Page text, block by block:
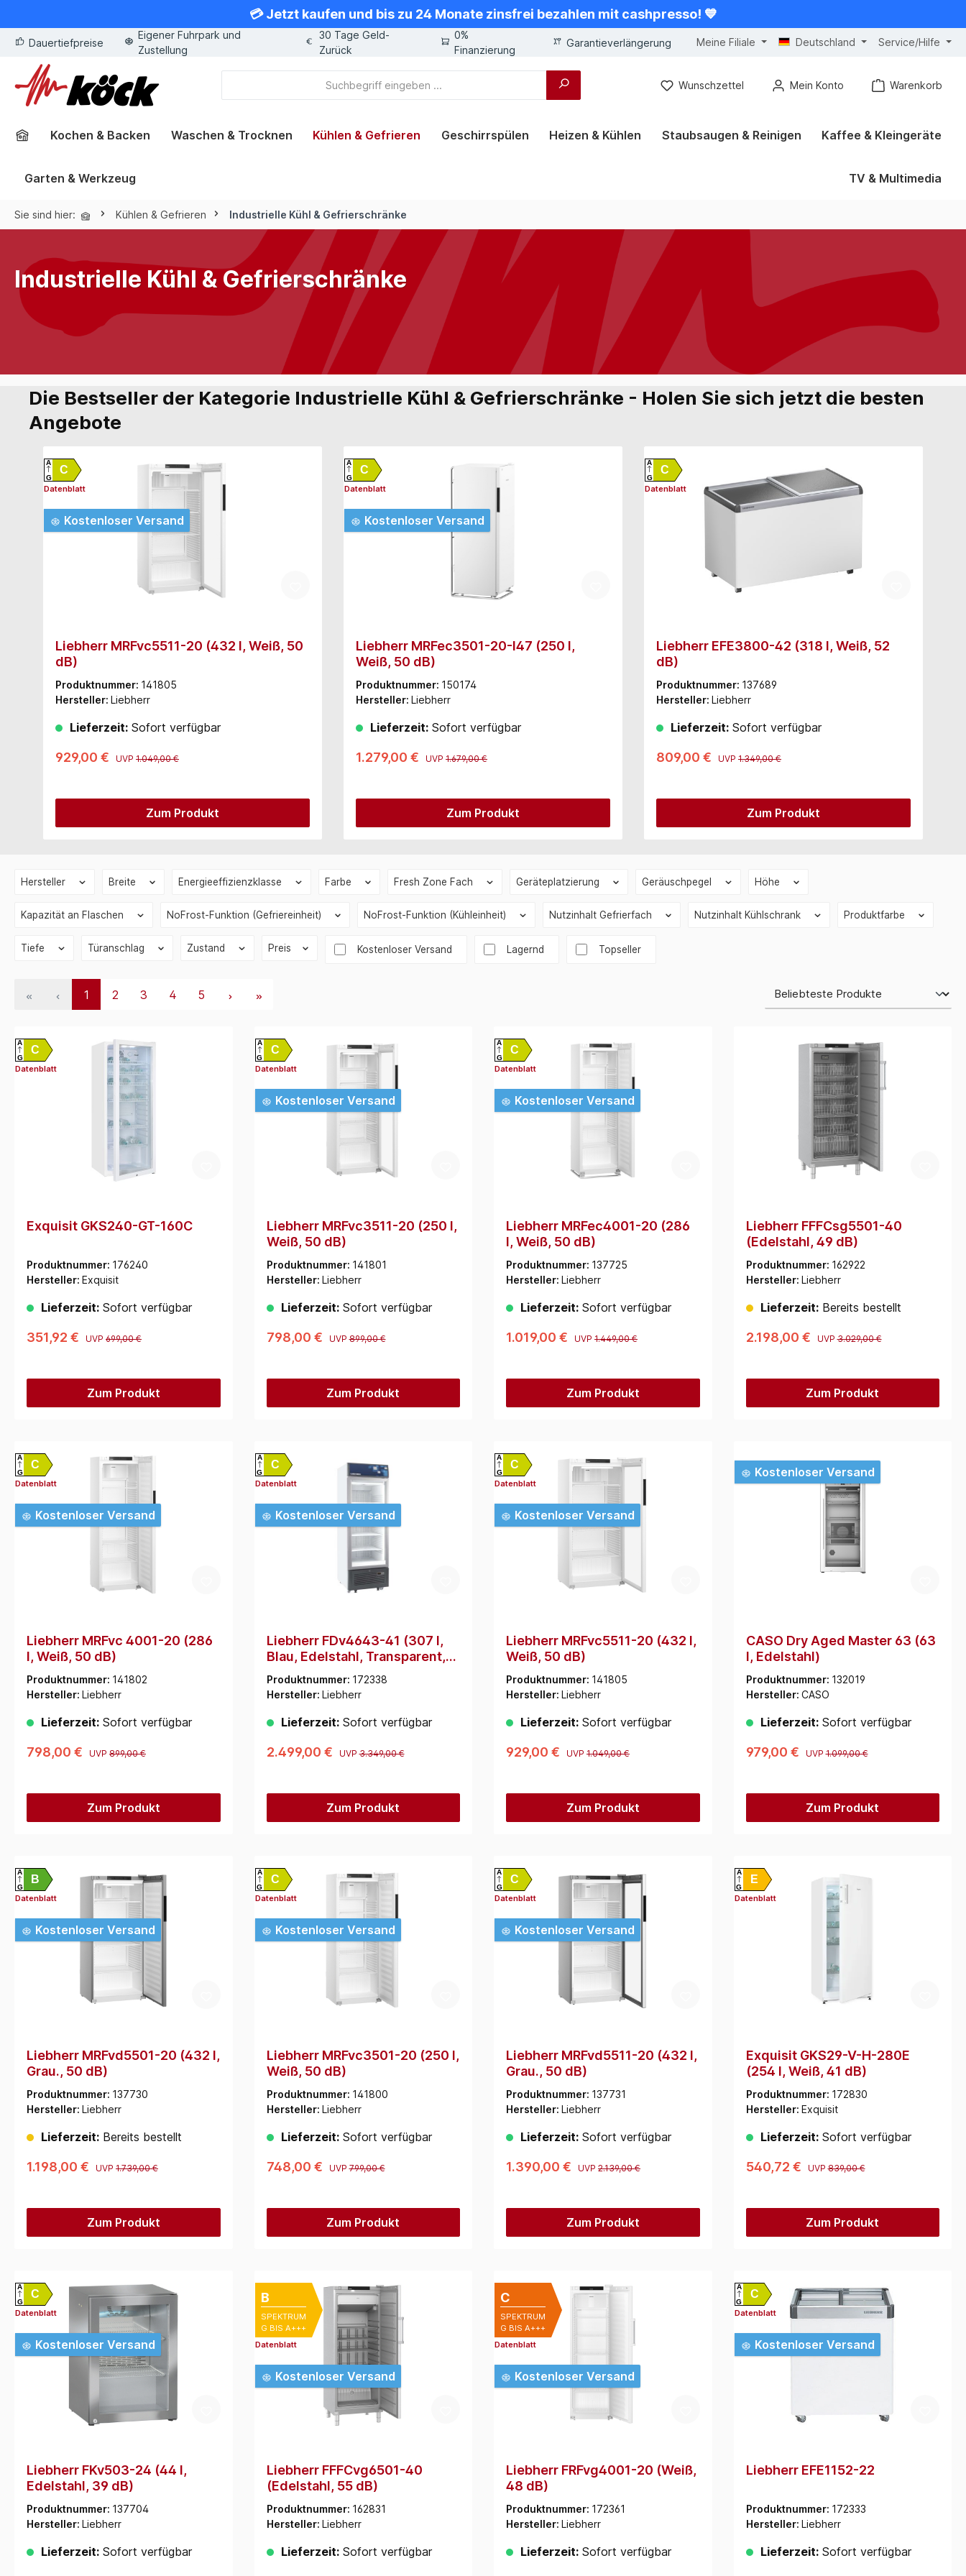
💳 Jetzt kaufen und bis zu 24 Monate zinsfrei bezahlen mit cashpresso! 💙
Dauertiefpreise
Eigener Fuhrpark und
Zustellung
30 Tage Geld-
Zurück
0%
Finanzierung
Garantieverlängerung Meine Filiale Deutschland Service/Hilfe
Wunschzettel Mein Konto Warenkorb
Kochen & Backen Waschen & Trocknen Kühlen & Gefrieren Geschirrspülen Heizen & Kühlen Staubsaugen & Reinigen Kaffee & Kleingeräte
Garten & Werkzeug TV & Multimedia
Sie sind hier: Kühlen & Gefrieren Industrielle Kühl & Gefrierschränke
Industrielle Kühl & Gefrierschränke
Die Bestseller der Kategorie Industrielle Kühl & Gefrierschränke - Holen Sie sich jetzt die besten
Angebote
C
A
G
Datenblatt
Kostenloser Versand
Liebherr MRFvc5511-20 (432 l, Weiß, 50
dB)
Produktnummer: 141805
Hersteller: Liebherr
Lieferzeit: Sofort verfügbar
929,00 € UVP 1.049,00 €
Zum Produkt
C
A
G
Datenblatt
Kostenloser Versand
Liebherr MRFec3501-20-I47 (250 l,
Weiß, 50 dB)
Produktnummer: 150174
Hersteller: Liebherr
Lieferzeit: Sofort verfügbar
1.279,00 € UVP 1.679,00 €
Zum Produkt
C
A
G
Datenblatt
Liebherr EFE3800-42 (318 l, Weiß, 52
dB)
Produktnummer: 137689
Hersteller: Liebherr
Lieferzeit: Sofort verfügbar
809,00 € UVP 1.349,00 €
Zum Produkt
Hersteller Breite Energieeffizienzklasse Farbe Fresh Zone Fach Geräteplatzierung Geräuschpegel Höhe
Kapazität an Flaschen NoFrost-Funktion (Gefriereinheit) NoFrost-Funktion (Kühleinheit) Nutzinhalt Gefrierfach Nutzinhalt Kühlschrank Produktfarbe
Tiefe Türanschlag Zustand Preis Filter hinzufügen: Versandkostenfrei
Kostenloser Versand Lagernd Topseller
1 2 3 4 5
C
A
G
Datenblatt
Exquisit GKS240-GT-160C
Produktnummer: 176240
Hersteller: Exquisit
Lieferzeit: Sofort verfügbar
351,92 € UVP 699,00 €
Zum Produkt
C
A
G
Datenblatt
Kostenloser Versand
Liebherr MRFvc3511-20 (250 l,
Weiß, 50 dB)
Produktnummer: 141801
Hersteller: Liebherr
Lieferzeit:Sofort verfügbar
798,00 € UVP899,00 €
Zum Produkt
C
A
G
Datenblatt
Kostenloser Versand
Liebherr MRFec4001-20 (286
l, Weiß, 50 dB)
Produktnummer: 137725
Hersteller: Liebherr
Lieferzeit: Sofort verfügbar
1.019,00 € UVP 1.449,00 €
Zum Produkt
Liebherr FFFCsg5501-40
(Edelstahl, 49 dB)
Produktnummer: 162922
Hersteller: Liebherr
Lieferzeit:Bereits bestellt
2.198,00 € UVP3.029,00 €
Zum Produkt
C
A
G
Datenblatt
Kostenloser Versand
Liebherr MRFvc 4001-20 (286
l, Weiß, 50 dB)
Produktnummer: 141802
Hersteller: Liebherr
Lieferzeit: Sofort verfügbar
798,00 € UVP 899,00 €
Zum Produkt
C
A
G
Datenblatt
Kostenloser Versand
Liebherr FDv4643-41 (307 l,
Blau, Edelstahl, Transparent,
Weiß, 62 dB)
Produktnummer: 172338
Hersteller: Liebherr
Lieferzeit:Sofort verfügbar
2.499,00 € UVP3.349,00 €
Zum Produkt
C
A
G
Datenblatt
Kostenloser Versand
Liebherr MRFvc5511-20 (432 l,
Weiß, 50 dB)
Produktnummer: 141805
Hersteller: Liebherr
Lieferzeit: Sofort verfügbar
929,00 € UVP 1.049,00 €
Zum Produkt
Kostenloser Versand
CASO Dry Aged Master 63 (63
l, Edelstahl)
Produktnummer: 132019
Hersteller: CASO
Lieferzeit:Sofort verfügbar
979,00 € UVP1.099,00 €
Zum Produkt
B
A
G
Datenblatt
Kostenloser Versand
Liebherr MRFvd5501-20 (432 l,
Grau., 50 dB)
Produktnummer: 137730
Hersteller: Liebherr
Lieferzeit: Bereits bestellt
1.198,00 € UVP 1.739,00 €
Zum Produkt
C
A
G
Datenblatt
Kostenloser Versand
Liebherr MRFvc3501-20 (250 l,
Weiß, 50 dB)
Produktnummer: 141800
Hersteller: Liebherr
Lieferzeit:Sofort verfügbar
748,00 € UVP799,00 €
Zum Produkt
C
A
G
Datenblatt
Kostenloser Versand
Liebherr MRFvd5511-20 (432 l,
Grau., 50 dB)
Produktnummer: 137731
Hersteller: Liebherr
Lieferzeit: Sofort verfügbar
1.390,00 € UVP 2.139,00 €
Zum Produkt
E
A
G
Datenblatt
Exquisit GKS29-V-H-280E
(254 l, Weiß, 41 dB)
Produktnummer: 172830
Hersteller: Exquisit
Lieferzeit:Sofort verfügbar
540,72 € UVP839,00 €
Zum Produkt
C
A
G
Datenblatt
Kostenloser Versand
Liebherr FKv503-24 (44 l,
Edelstahl, 39 dB)
Produktnummer: 137704
Hersteller: Liebherr
Lieferzeit: Sofort verfügbar
B
SPEKTRUM
G BIS A+++
Datenblatt
Kostenloser Versand
Liebherr FFFCvg6501-40
(Edelstahl, 55 dB)
Produktnummer: 162831
Hersteller: Liebherr
Lieferzeit:Sofort verfügbar
C
SPEKTRUM
G BIS A+++
Datenblatt
Kostenloser Versand
Liebherr FRFvg4001-20 (Weiß,
48 dB)
Produktnummer: 172361
Hersteller: Liebherr
Lieferzeit: Sofort verfügbar
C
A
G
Datenblatt
Kostenloser Versand
Liebherr EFE1152-22
Produktnummer: 172333
Hersteller: Liebherr
Lieferzeit:Sofort verfügbar